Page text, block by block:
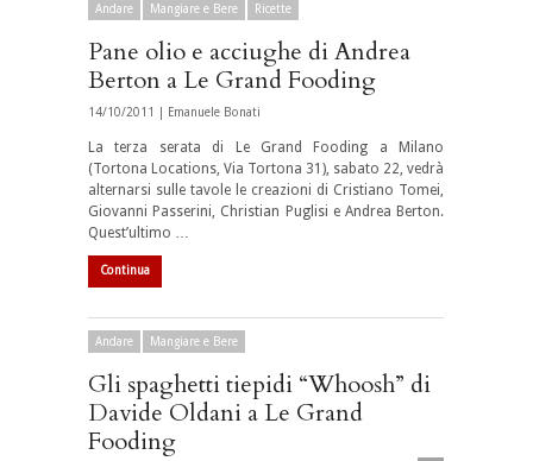
Andare Mangiare e Bere Ricette
Pane olio e acciughe di Andrea
Berton a Le Grand Fooding
14/10/2011 | Emanuele Bonati
La terza serata di Le Grand Fooding a Milano
(Tortona Locations, Via Tortona 31), sabato 22, vedrà
alternarsi sulle tavole le creazioni di Cristiano Tomei,
Giovanni Passerini, Christian Puglisi e Andrea Berton.
Quest’ultimo …
Continua
Andare Mangiare e Bere
Gli spaghetti tiepidi “Whoosh” di
Davide Oldani a Le Grand
Fooding